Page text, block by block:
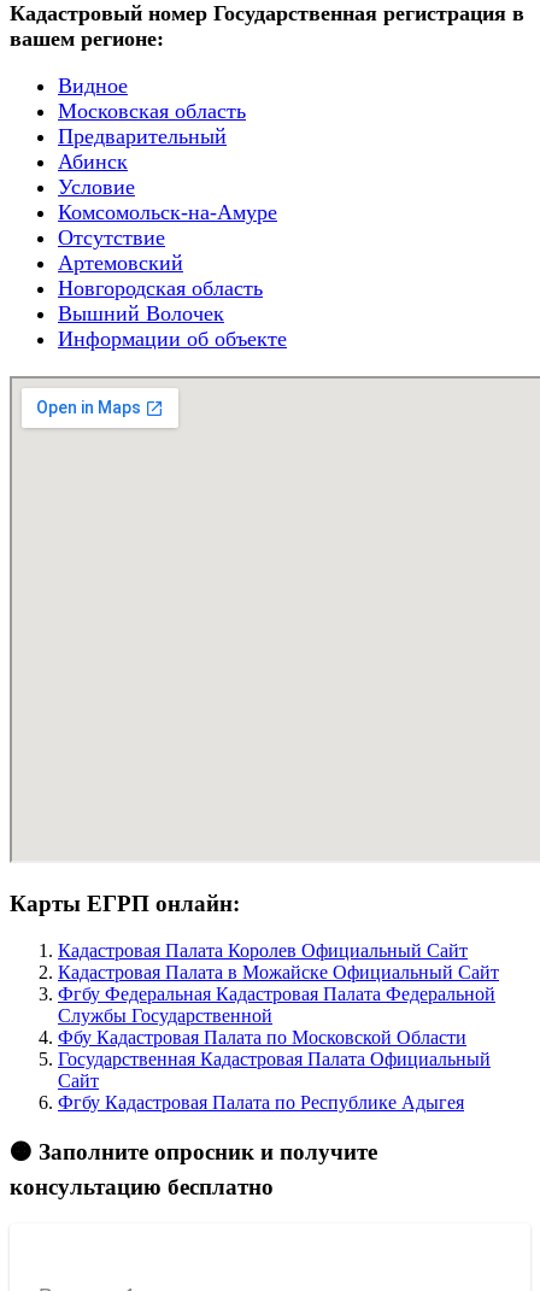
Кадастровый номер Государственная регистрация в
вашем регионе:
Видное
Московская область
Предварительный
Абинск
Условие
Комсомольск-на-Амуре
Отсутствие
Артемовский
Новгородская область
Вышний Волочек
Информации об объекте
Карты ЕГРП онлайн:
Кадастровая Палата Королев Официальный Сайт
Кадастровая Палата в Можайске Официальный Сайт
Фгбу Федеральная Кадастровая Палата Федеральной
Службы Государственной
Фбу Кадастровая Палата по Московской Области
Государственная Кадастровая Палата Официальный
Сайт
Фгбу Кадастровая Палата по Республике Адыгея
🟠 Заполните опросник и получите
консультацию бесплатно